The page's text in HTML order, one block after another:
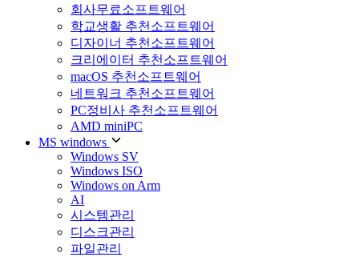
회사무료소프트웨어
학교생활 추천소프트웨어
디자이너 추천소프트웨어
크리에이터 추천소프트웨어
macOS 추천소프트웨어
네트워크 추천소프트웨어
PC정비사 추천소프트웨어
AMD miniPC
MS windows
Windows SV
Windows ISO
Windows on Arm
AI
시스템관리
디스크관리
파일관리